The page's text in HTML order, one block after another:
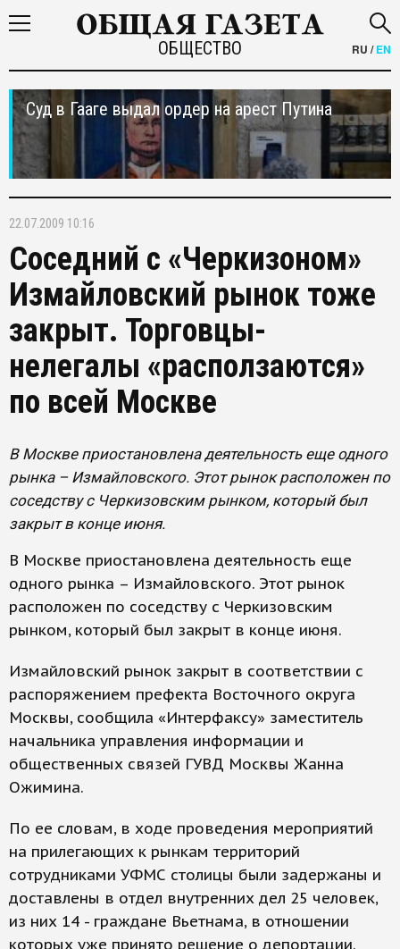
ОБЩЕСТВО RU /EN
Суд в Гааге выдал ордер на арест Путина
22.07.2009 10:16
Соседний с «Черкизоном»
Измайловский рынок тоже
закрыт. Торговцы-
нелегалы «расползаются»
по всей Москве
В Москве приостановлена деятельность еще одного
рынка – Измайловского. Этот рынок расположен по
соседству с Черкизовским рынком, который был
закрыт в конце июня.
В Москве приостановлена деятельность еще
одного рынка – Измайловского. Этот рынок
расположен по соседству с Черкизовским
рынком, который был закрыт в конце июня.
Измайловский рынок закрыт в соответствии с
распоряжением префекта Восточного округа
Москвы, сообщила «Интерфаксу» заместитель
начальника управления информации и
общественных связей ГУВД Москвы Жанна
Ожимина.
По ее словам, в ходе проведения мероприятий
на прилегающих к рынкам территорий
сотрудниками УФМС столицы были задержаны и
доставлены в отдел внутренних дел 25 человек,
из них 14 - граждане Вьетнама, в отношении
которых уже принято решение о депортации.